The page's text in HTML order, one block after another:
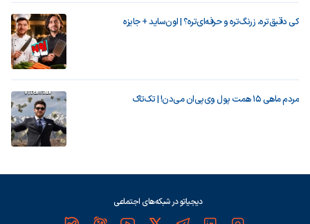
کی دقیق‌تره، زرنگ‌تره و حرفه‌ای‌تره؟ | اون‌ساید + جایزه
مردم ماهی ۱۵ همت پول وی‌پی‌ان می‌دن! | تک‌تاک
دیجیاتو در شبکه‌های اجتماعی